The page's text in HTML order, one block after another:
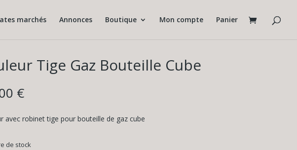
marchés Annonces Boutique Mon compte Panier
Tige Gaz Bouteille Cube
€
avec robinet tige pour bouteille de gaz cube
de stock